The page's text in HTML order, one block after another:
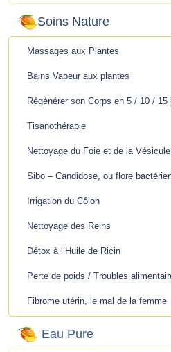
Soins Nature
Massages aux Plantes
Bains Vapeur aux plantes
Régénérer son Corps en 5 / 10 / 15
Tisanothérapie
Nettoyage du Foie et de la
Sibo – Candidose, ou flore
Irrigation du Côlon
Nettoyage des Reins
Détox à l’Huile de Ricin
Perte de poids / Troubles
Fibrome utérin, le mal de la femme
Eau Pure